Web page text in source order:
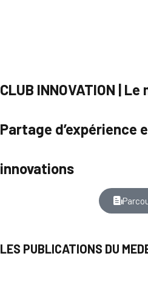
CLUB INNOVATION |
Partage d’expérience
innovations
LES PUBLICATIONS DU